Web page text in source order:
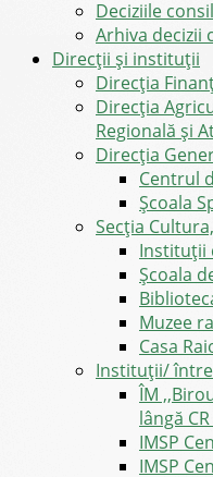
Deciziile
Arhiva decizii
Direcții și instituții
Direcţia
Direcția
Regională și
Direcția
Centrul
Școala
Secția
Instituții
Școala
Muzee
Casa
Instituții/
ÎM
lângă
IMSP
IMSP